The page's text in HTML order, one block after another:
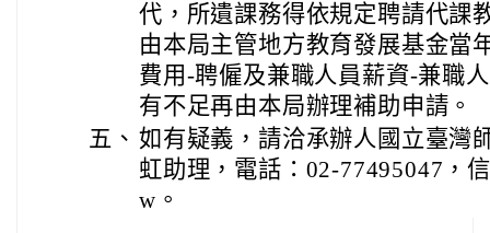
代，所遺課務得依規定聘請代課
由本局主管地方教育發展基金當
費用-聘僱及兼職人員薪資-兼職
有不足再由本局辦理補助申請。
五、 如有疑義，請洽承辦人國立臺灣
虹助理，電話：02-77495047，
w。